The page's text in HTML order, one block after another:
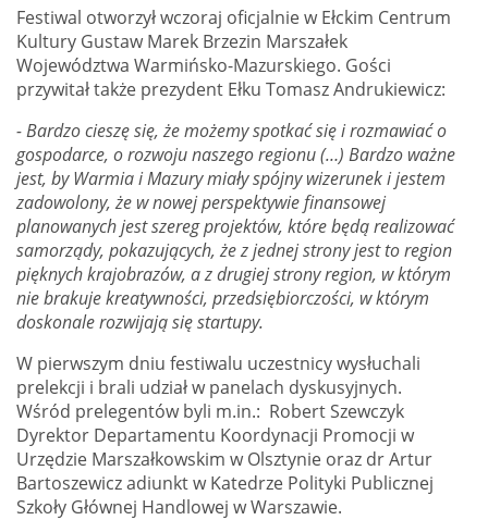
Festiwal otworzył wczoraj oficjalnie w Ełckim Centrum
Kultury Gustaw Marek Brzezin Marszałek
Województwa Warmińsko-Mazurskiego. Gości
przywitał także prezydent Ełku Tomasz Andrukiewicz:
- Bardzo cieszę się, że możemy spotkać się i rozmawiać o
gospodarce, o rozwoju naszego regionu (…) Bardzo ważne
jest, by Warmia i Mazury miały spójny wizerunek i jestem
zadowolony, że w nowej perspektywie finansowej
planowanych jest szereg projektów, które będą realizować
samorządy, pokazujących, że z jednej strony jest to region
pięknych krajobrazów, a z drugiej strony region, w którym
nie brakuje kreatywności, przedsiębiorczości, w którym
doskonale rozwijają się startupy.
W pierwszym dniu festiwalu uczestnicy wysłuchali
prelekcji i brali udział w panelach dyskusyjnych.
Wśród prelegentów byli m.in.: Robert Szewczyk
Dyrektor Departamentu Koordynacji Promocji w
Urzędzie Marszałkowskim w Olsztynie oraz dr Artur
Bartoszewicz adiunkt w Katedrze Polityki Publicznej
Szkoły Głównej Handlowej w Warszawie.